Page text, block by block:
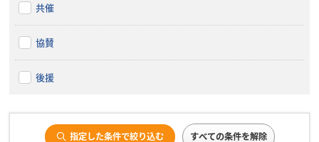
共催
協賛
後援
指定した条件で絞り込む すべての条件を解除